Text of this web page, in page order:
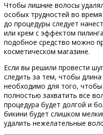
Чтобы лишние волосы
особых трудностей во
до процедуры следует
или крем с эффектом
подобное средство можно
косметическом магазине.
Если вы решили провести
следить за тем, чтобы
необходимо для того, чтобы
полностью захватить все
процедура будет долгой и
бикини будет слишком
удалить нежелательные